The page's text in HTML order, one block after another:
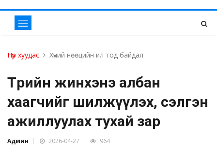
Нүүр хуудас Хүний нөөцийн ил тод байдал
Төрийн жинхэнэ албан
хаагчийг шилжүүлэх, сэлгэн
ажиллуулах тухай зар
Админ 2026-04-27 964